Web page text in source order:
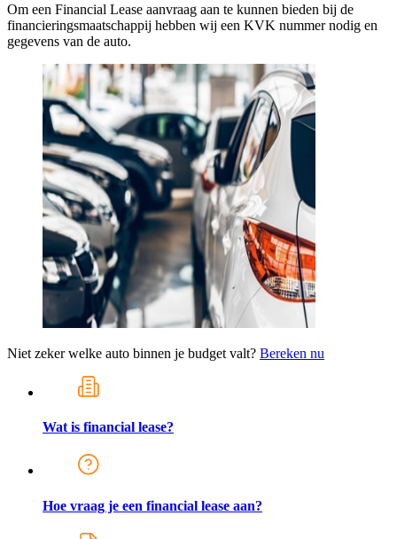
Om een Financial Lease aanvraag aan te kunnen bieden bij de
financieringsmaatschappij hebben wij een KVK nummer nodig en
gegevens van de auto.
Niet zeker welke auto binnen je budget valt? Bereken nu
Wat is financial lease?
Hoe vraag je een financial lease aan?